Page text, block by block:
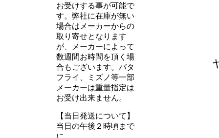
お受けする事が可能で
す。弊社に在庫が無い
場合はメーカーからの
取り寄せとなります
が、メーカーによって
数週間お時間を頂く場
合もございます。バタ
フライ、ミズノ等一部
メーカーは重量指定は
お受け出来ません。
【当日発送について】
当日の午後２時頃まで
に